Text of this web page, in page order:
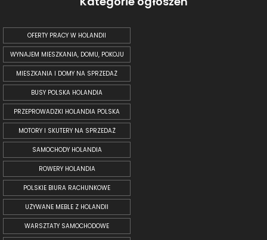
OFERTY PRACY W HOLANDII
WYNAJEM MIESZKANIA, DOMU, POKOJU
MIESZKANIA I DOMY NA SPRZEDAŻ
BUSY POLSKA HOLANDIA
PRZEPROWADZKI HOLANDIA POLSKA
MOTORY I SKUTERY NA SPRZEDAŻ
SAMOCHODY HOLANDIA
ROWERY HOLANDIA
POLSKIE BIURA RACHUNKOWE
UŻYWANE MEBLE Z HOLANDII
WARSZTATY SAMOCHODOWE